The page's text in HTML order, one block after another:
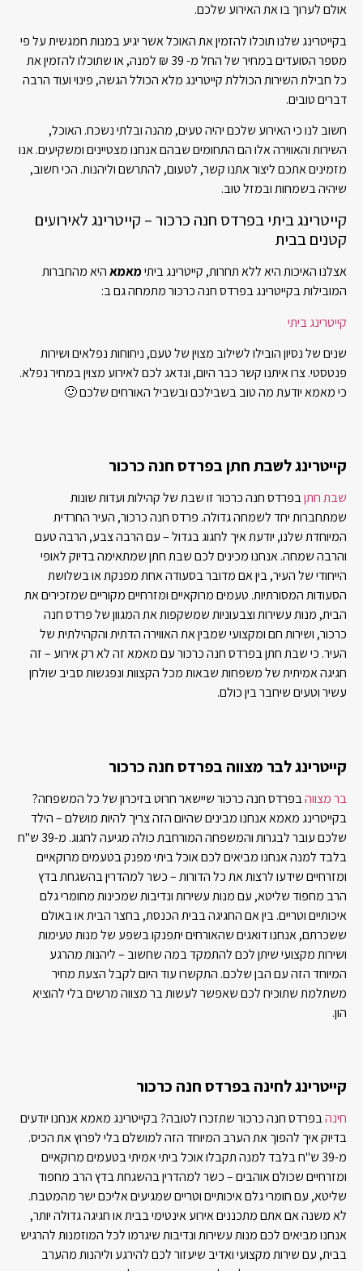
אולם לערוך בו את האירוע שלכם.
בקייטרינג שלנו תוכלו להזמין את האוכל אשר יגיע במנות חמגשית על פי
מספר הסועדים במחיר של החל מ- 39 ₪ למנה, או שתוכלו להזמין את
כל חבילת השירות הכוללת קייטרינג מלא הכולל הגשה, פינוי ועוד הרבה
דברים טובים.
חשוב לנו כי האירוע שלכם יהיה טעים, מהנה ובלתי נשכח. האוכל,
השירות והאווירה אלו הם התחומים שבהם אנחנו מצטיינים ומשקיעים. אנו
מזמינים אתכם ליצור אתנו קשר, לטעום, להתרשם וליהנות. הכי חשוב,
שיהיה בשמחות ובמזל טוב.
קייטרינג ביתי בפרדס חנה כרכור – קייטרינג לאירועים
קטנים בבית
אצלנו האיכות היא ללא תחרות, קייטרינג ביתימאמאהיא מהחברות
המובילות בקייטרינג בפרדס חנה כרכור מתמחה גם ב:
קייטרינג ביתי
שנים של נסיון הובילו לשילוב מצוין של טעם, ניחוחות נפלאים ושירות
פנטסטי. צרו איתנו קשר כבר היום, ונדאג לכם לאירוע מצוין במחיר נפלא.
כי מאמא יודעת מה טוב בשבילכם ובשביל האורחים שלכם 🙂
קייטרינג לשבת חתן בפרדס חנה כרכור
שבת חתןבפרדס חנה כרכור זו שבת של קהילות ועדות שונות
שמתחברות יחד לשמחה גדולה. פרדס חנה כרכור, העיר החרדית
המיוחדת שלנו, יודעת איך לחגוג בגדול – עם הרבה צבע, הרבה טעם
והרבה שמחה. אנחנו מכינים לכם שבת חתן שמתאימה בדיוק לאופי
הייחודי של העיר, בין אם מדובר בסעודה אחת מפנקת או בשלושת
הסעודות המסורתיות. טעמים מרוקאיים ומזרחיים מקוריים שמזכירים את
הבית, מנות עשירות וצבעוניות שמשקפות את המגוון של פרדס חנה
כרכור, ושירות חם ומקצועי שמבין את האווירה הדתית והקהילתית של
העיר. כי שבת חתן בפרדס חנה כרכור עם מאמא זה לא רק אירוע – זה
חגיגה אמיתית של משפחות שבאות מכל הקצוות ונפגשות סביב שולחן
עשיר וטעים שיחבר בין כולם.
קייטרינג לבר מצווה בפרדס חנה כרכור
בר מצווהבפרדס חנה כרכור שיישאר חרוט בזיכרון של כל המשפחה?
בקייטרינג מאמא אנחנו מבינים שהיום הזה צריך להיות מושלם – הילד
שלכם עובר לבגרות והמשפחה המורחבת כולה מגיעה לחגוג. מ-39 ש"ח
בלבד למנה אנחנו מביאים לכם אוכל ביתי מפנק בטעמים מרוקאיים
ומזרחיים שידעו לרצות את כל הדורות – כשר למהדרין בהשגחת בדץ
הרב מחפוד שליטא, עם מנות עשירות ונדיבות שמכינות מחומרי גלם
איכותיים וטריים. בין אם החגיגה בבית הכנסת, בחצר הבית או באולם
ששכרתם, אנחנו דואגים שהאורחים יתפנקו בשפע של מנות טעימות
ושירות מקצועי שיתן לכם להתמקד במה שחשוב – ליהנות מהרגע
המיוחד הזה עם הבן שלכם. התקשרו עוד היום לקבל הצעת מחיר
משתלמת שתוכיח לכם שאפשר לעשות בר מצווה מרשים בלי להוציא
הון.
קייטרינג לחינה בפרדס חנה כרכור
חינהבפרדס חנה כרכור שתזכרו לטובה? בקייטרינג מאמא אנחנו יודעים
בדיוק איך להפוך את הערב המיוחד הזה למושלם בלי לפרוץ את הכיס.
מ-39 ש"ח בלבד למנה תקבלו אוכל ביתי אמיתי בטעמים מרוקאיים
ומזרחיים שכולם אוהבים – כשר למהדרין בהשגחת בדץ הרב מחפוד
שליטא, עם חומרי גלם איכותיים וטריים שמגיעים אליכם ישר מהמטבח.
לא משנה אם אתם מתכננים אירוע אינטימי בבית או חגיגה גדולה יותר,
אנחנו מביאים לכם מנות עשירות ונדיבות שיגרמו לכל המוזמנות להרגיש
בבית, עם שירות מקצועי ואדיב שיעזור לכם להירגע וליהנות מהערב